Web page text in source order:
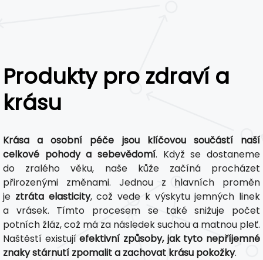
Produkty pro zdraví a
krásu
Krása a osobní péče jsou klíčovou součástí naší
celkové pohody a sebevědomí. Když se dostaneme
do zralého věku, naše kůže začíná procházet
přirozenými změnami. Jednou z hlavních proměn
je ztráta elasticity, což vede k výskytu jemných linek
a vrásek. Tímto procesem se také snižuje počet
potních žláz, což má za následek suchou a matnou pleť.
Naštěstí existujíefektivní způsoby, jak tyto nepříjemné
znaky stárnutí zpomalit a zachovat krásu pokožky.